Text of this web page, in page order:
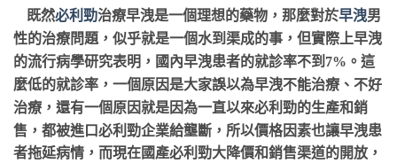
既然必利勁治療早洩是一個理想的藥物，那麼對於早洩男
性的治療問題，似乎就是一個水到渠成的事，但實際上早洩
的流行病學研究表明，國內早洩患者的就診率不到 7%。這
麼低的就診率，一個原因是大家誤以為早洩不能治療、不好
治療，還有一個原因就是因為一直以來必利勁的生產和銷
售，都被進口必利勁企業給壟斷，所以價格因素也讓早洩患
者拖延病情，而現在國產必利勁大降價和銷售渠道的開放，